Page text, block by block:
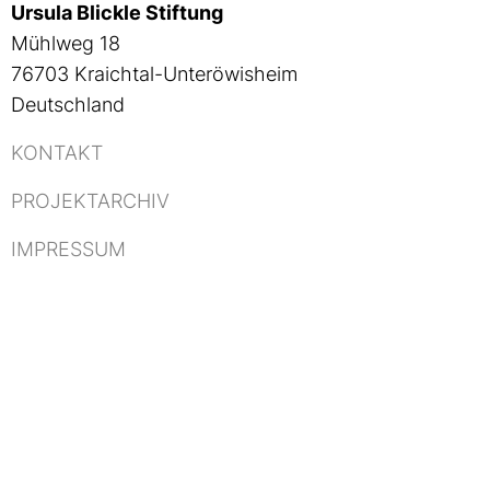
Ursula Blickle Stiftung
Mühlweg 18
76703 Kraichtal-Unteröwisheim
Deutschland
KONTAKT
PROJEKTARCHIV
IMPRESSUM